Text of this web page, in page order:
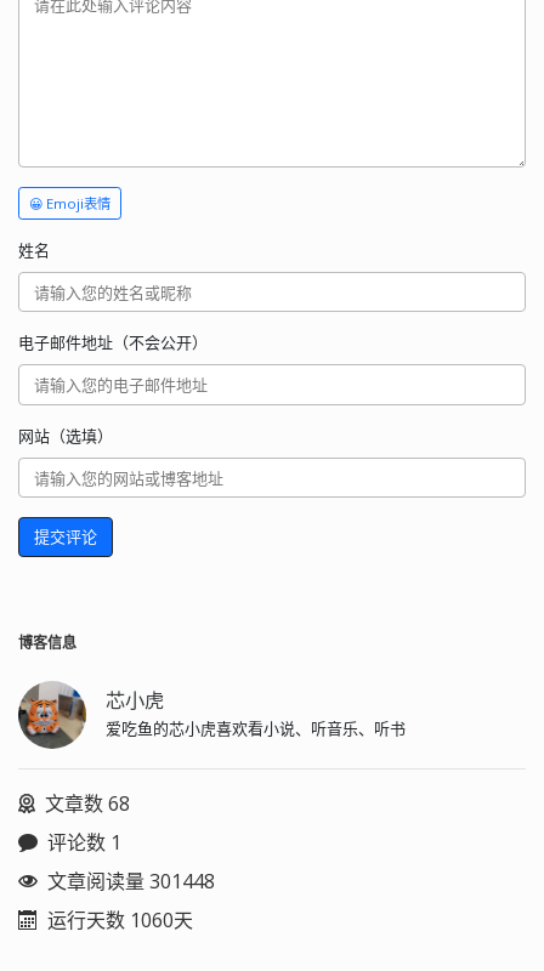
😀 Emoji表情
姓名
电子邮件地址（不会公开）
网站（选填）
提交评论
博客信息
芯小虎
爱吃鱼的芯小虎喜欢看小说、听音乐、听书
文章数 68
评论数 1
文章阅读量 301448
运行天数 1060天